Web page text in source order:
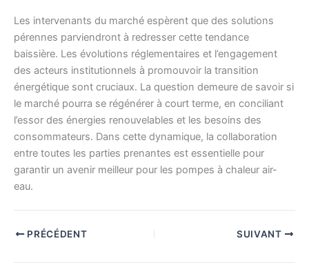
Les intervenants du marché espèrent que des solutions
pérennes parviendront à redresser cette tendance
baissière. Les évolutions réglementaires et l’engagement
des acteurs institutionnels à promouvoir la transition
énergétique sont cruciaux. La question demeure de savoir si
le marché pourra se régénérer à court terme, en conciliant
l’essor des énergies renouvelables et les besoins des
consommateurs. Dans cette dynamique, la collaboration
entre toutes les parties prenantes est essentielle pour
garantir un avenir meilleur pour les pompes à chaleur air-
eau.
PRÉCÉDENT SUIVANT